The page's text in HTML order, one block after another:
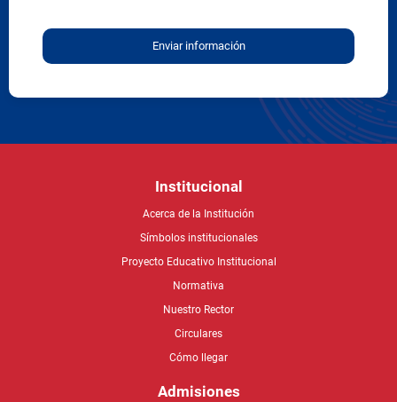
Enviar información
Institucional
Acerca de la Institución
Símbolos institucionales
Proyecto Educativo Institucional
Normativa
Nuestro Rector
Circulares
Cómo llegar
Admisiones